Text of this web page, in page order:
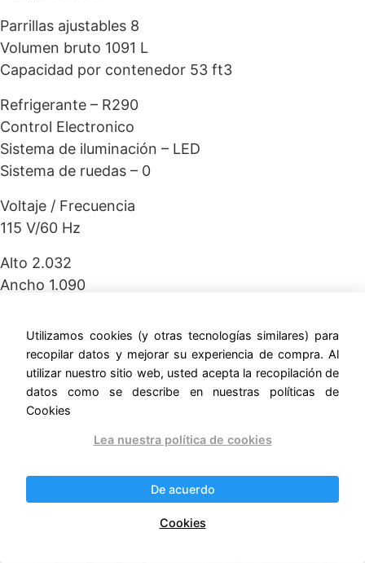
Parrillas ajustables 8
Volumen bruto 1091 L
Capacidad por contenedor 53 ft3
Refrigerante – R290
Control Electronico
Sistema de iluminación – LED
Sistema de ruedas – 0
Voltaje / Frecuencia
115 V/60 Hz
Alto 2.032
Ancho 1.090
ernestomunoz.com
Productos relacionados
¡Oferta!
Utilizamos cookies (y otras tecnologías similares) para
recopilar datos y mejorar su experiencia de compra. Al
utilizar nuestro sitio web, usted acepta la recopilación de
datos como se describe en nuestras políticas de
Cookies
Lea nuestra política de cookies
De acuerdo
Cookies